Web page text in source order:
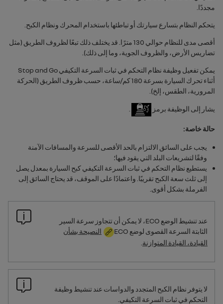
مجددًا.
يتحكم النظام بتسارع سيارتك أو تباطئها باستخدام المحرك ونظام الكبح.
أقصى مدى للنظام حوالي 130 مترًا. قد يختلف ذلك تبعًا لظروف الطريق (مثل
تضاريس الأرض، والظروف الجوية، وما إلى ذلك).
يمكن تفعيل ‏‫وظيفة نظام التحكم في ثبات السرعة التكيفي
Stop and Go
أثناء تحرك السيارة بسرعة 180 كم/ساعة، حسب ظروف الطريق (الحركة
المرورية، الطقس، إلخ).
يشار إلى الوظيفة برمز
حالة خاصة:
يجب على السائق الالتزام بالحد الأقصى للسرعة والمسافات الآمنة
وفقًا لتشريعات البلد التي يقود فيها؛
يستطيع نظام التحكم في ثبات السرعة التكيفي كبح السيارة بمعدل يصل
إلى ثلث سعة الكبح تقريبًا. واعتمادًا على الموقف، قد يحتاج السائق إلى
الفرملة بشكل أقوى.
عند تنشيط الوضع ECO، لا يمكن أن تتجاوز سرعة السير
الثابتة السرعة القصوى لوضع ECO
النصيحة بشأن
القيادة، القيادة المتوازنة
لا يتوفر نظام الكبح المتجدد والدواسات عند تنشيط وظيفة
التحكم في ثبات السرعة التكيفي.